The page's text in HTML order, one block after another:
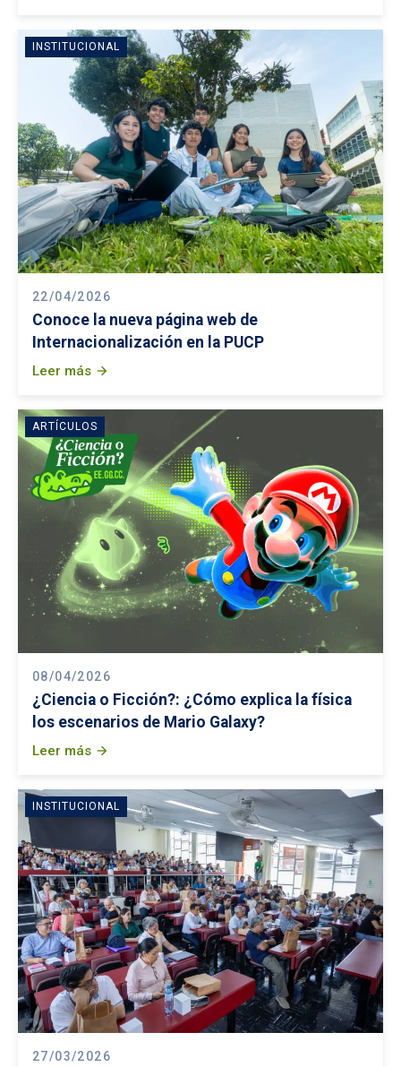
INSTITUCIONAL
22/04/2026
Conoce la nueva página web de
Internacionalización en la PUCP
Leer más arrow_forward
ARTÍCULOS
08/04/2026
¿Ciencia o Ficción?: ¿Cómo explica la física
los escenarios de Mario Galaxy?
Leer más arrow_forward
INSTITUCIONAL
27/03/2026